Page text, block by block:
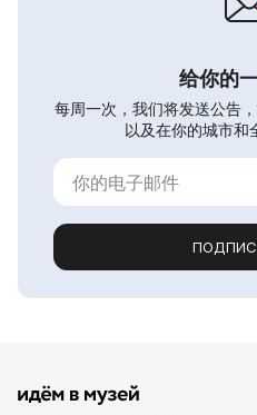
给你的
每周一次，我们将发送公告
以及在你的城市和